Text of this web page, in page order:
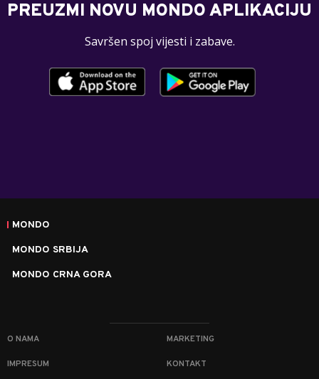
PREUZMI NOVU MONDO APLIKACIJU
Savršen spoj vijesti i zabave.
MONDO
MONDO SRBIJA
MONDO CRNA GORA
O NAMA MARKETING
IMPRESUM KONTAKT